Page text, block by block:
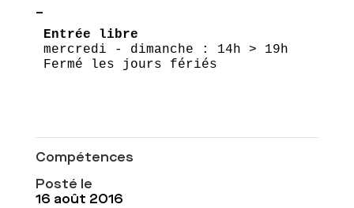
–
Entrée libre
mercredi - dimanche : 14h > 19h
Fermé les jours fériés
Compétences
Posté le
16 août 2016